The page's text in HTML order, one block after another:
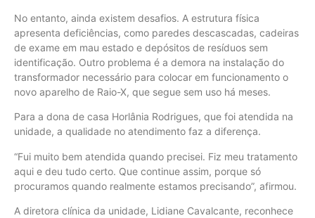
No entanto, ainda existem desafios. A estrutura física
apresenta deficiências, como paredes descascadas, cadeiras
de exame em mau estado e depósitos de resíduos sem
identificação. Outro problema é a demora na instalação do
transformador necessário para colocar em funcionamento o
novo aparelho de Raio-X, que segue sem uso há meses.
Para a dona de casa Horlânia Rodrigues, que foi atendida na
unidade, a qualidade no atendimento faz a diferença.
“Fui muito bem atendida quando precisei. Fiz meu tratamento
aqui e deu tudo certo. Que continue assim, porque só
procuramos quando realmente estamos precisando”, afirmou.
A diretora clínica da unidade, Lidiane Cavalcante, reconhece